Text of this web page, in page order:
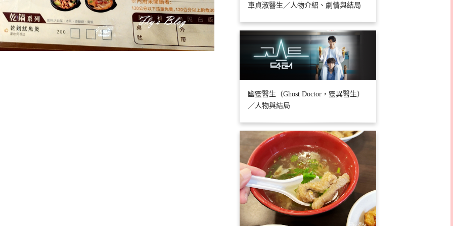
車貞淑醫生／人物介紹、劇情與結局
幽靈醫生（Ghost Doctor，靈異醫生）
／人物與結局